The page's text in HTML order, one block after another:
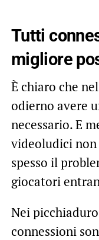
Tutti
migliore
È chiaro che
odierno avere
necessario. E
videoludici
spesso il
giocatori
Nei
connessioni